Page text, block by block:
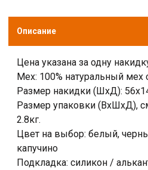
Описание
Цена указана за одну
Мех: 100% натуральный мех
Размер накидки (ШхД):
Размер упаковки (ВхШхД),
2.8кг.
Цвет на выбор: белый,
капучино
Подкладка: силикон /